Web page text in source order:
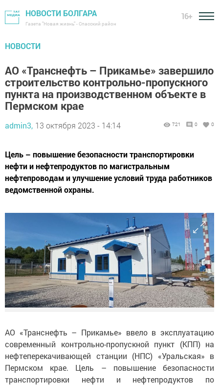
НОВОСТИ БОЛГАРА
Газета "Новая жизнь" - Спасский район
16+
НОВОСТИ
АО «Транснефть – Прикамье» завершило
строительство контрольно-пропускного
пункта на производственном объекте в
Пермском крае
admin3, 13 октября 2023 - 14:14 721 0 0
Цель – повышение безопасности транспортировки
нефти и нефтепродуктов по магистральным
нефтепроводам и улучшение условий труда работников
ведомственной охраны.
АО «Транснефть – Прикамье» ввело в эксплуатацию
современный контрольно-пропускной пункт (КПП) на
нефтеперекачивающей станции (НПС) «Уральская» в
Пермском крае. Цель – повышение безопасности
транспортировки нефти и нефтепродуктов по